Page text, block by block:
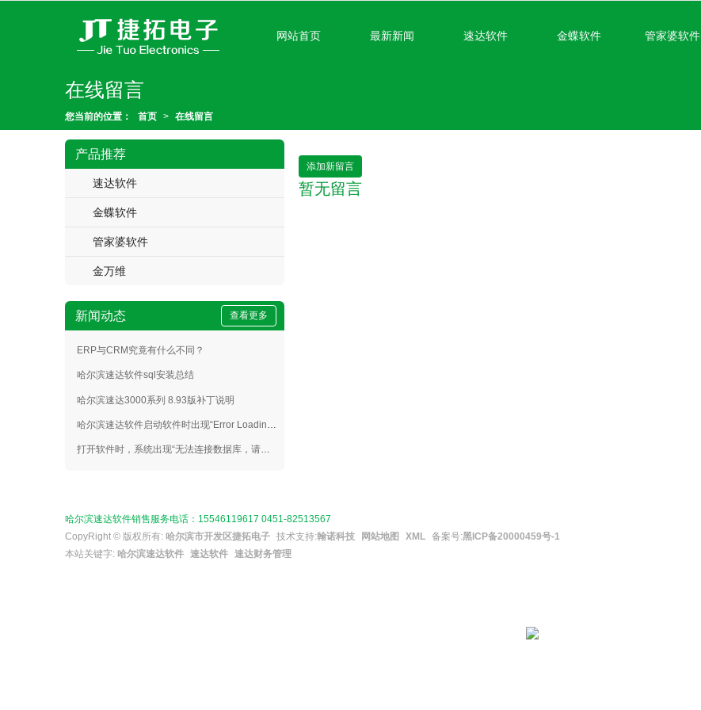
很遗憾，因您的浏览器版本过低导致无法获得最佳浏览体验，推荐下载安装谷歌浏览器！
网站首页
最新新闻 速达软件 金蝶软件 管家婆软件
在线留言
您当前的位置： 首页 > 在线留言
添加新留言
暂无留言
产品推荐
速达软件
金蝶软件
管家婆软件
金万维
新闻动态 查看更多
ERP与CRM究竟有什么不同？
哈尔滨速达软件sql安装总结
哈尔滨速达3000系列 8.93版补丁说明
哈尔滨速达软件启动软件时出现“Error Loading MIDAS.DLL”提示，请问怎样解决？
打开软件时，系统出现“无法连接数据库，请检查SQL服务器是否启动或网络是否正常”这样的错误提示。
哈尔滨速达软件销售服务电话：15546119617 0451-82513567
CopyRight © 版权所有: 哈尔滨市开发区捷拓电子 技术支持:翰诺科技 网站地图 XML 备案号:黑ICP备20000459号-1
本站关键字: 哈尔滨速达软件 速达软件 速达财务管理